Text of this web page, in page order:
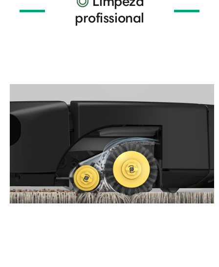
profissional